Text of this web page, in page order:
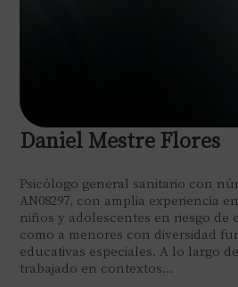
Daniel Mestre Flores
Psicólogo general sanitario con
AN08297, con amplia experiencia
niños y adolescentes en riesgo de
como a menores con diversidad
educativas especiales. A lo largo
trabajado en contextos...